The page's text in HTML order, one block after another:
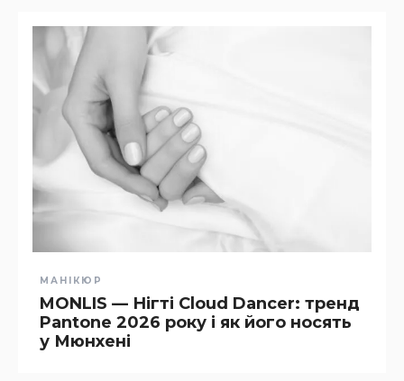
МАНІКЮР
MONLIS — Нігті Cloud Dancer: тренд
Pantone 2026 року і як його носять
у Мюнхені